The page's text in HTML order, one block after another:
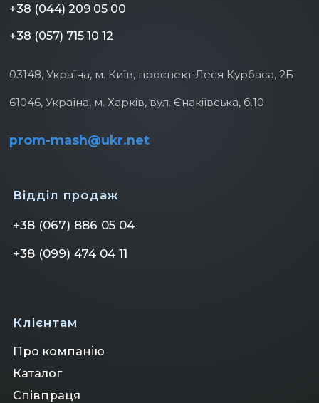
+38 (044) 209 05 00
+38 (057) 715 10 12
03148, Україна, м. Київ, проспект Леся Курбаса, 2Б
61046, Україна, м. Харків, вул. Єнакіївська, б.10
prom-mash@ukr.net
Відділ продаж
+38 (067) 886 05 04
+38 (099) 474 04 11
Клієнтам
Клієнтам
Про компанію
Каталог
Співпраця